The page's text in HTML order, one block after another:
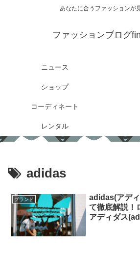
あなたに合うファッションが
ファッションブログ
ニュース
ショップ
コーディネート
レンタル
adidas
ブランド
adidas(アデ
て徹底解説！
アディダス